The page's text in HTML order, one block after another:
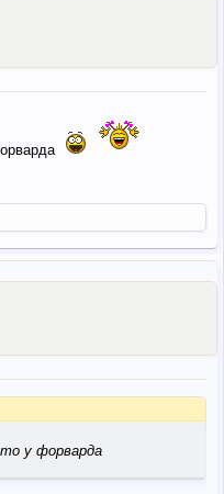
у форварда